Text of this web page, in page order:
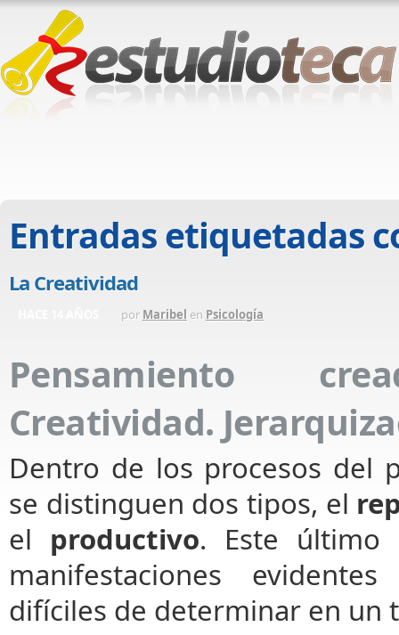
Entradas etiquetadas
La Creatividad
por Maribel en Psicología
Pensamiento
Creatividad.
Dentro de los procesos del
se distinguen dos tipos, el
el productivo. Este último
manifestaciones
difíciles de determinar en un